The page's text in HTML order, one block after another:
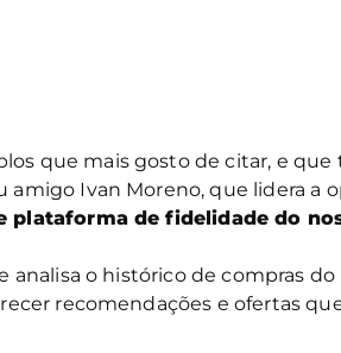
que mais gosto de citar, e
amigo Ivan Moreno, que lidera a
plataforma de fidelidade do
analisa o histórico de compras
recomendações e ofertas